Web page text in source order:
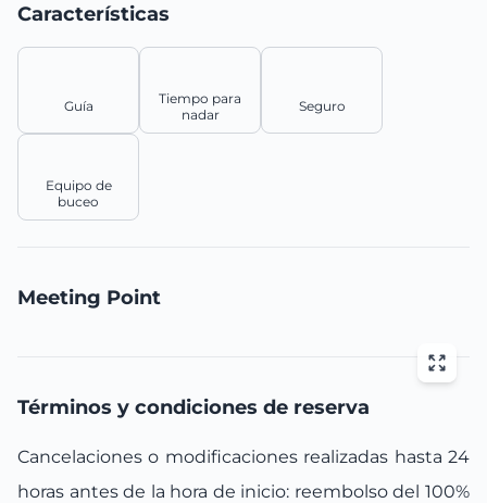
Características
Guía
Tiempo para
nadar
Seguro
Equipo de
buceo
Meeting Point
Términos y condiciones de reserva
Cancelaciones o modificaciones realizadas hasta 24
horas antes de la hora de inicio: reembolso del 100%